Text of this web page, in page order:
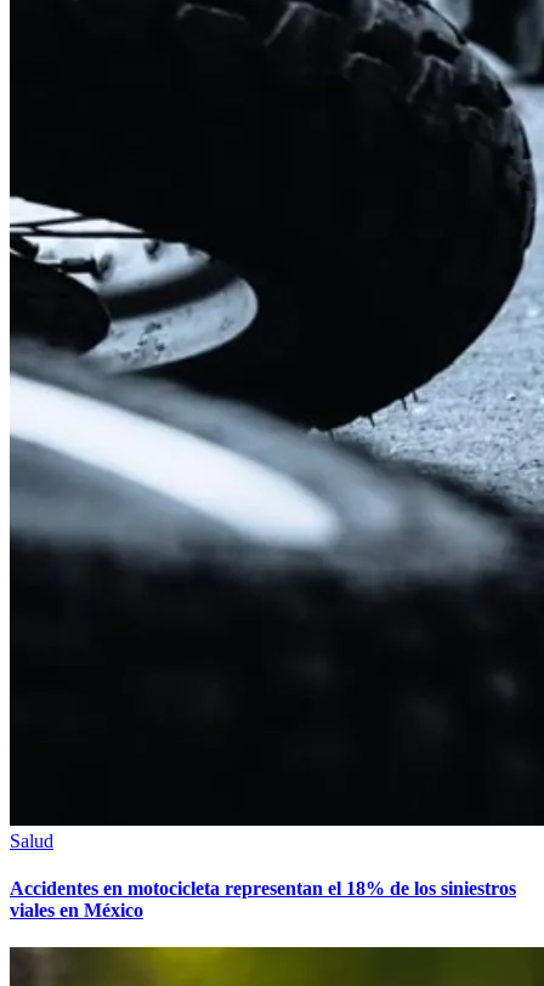
Salud
Accidentes en motocicleta representan el 18% de los siniestros
viales en México